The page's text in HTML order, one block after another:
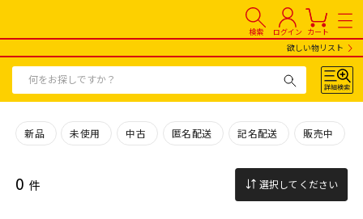
検索 ログイン カート
欲しい物リスト
新品 未使用 中古 匿名配送 記名配送 販売中
0 件 選択してください